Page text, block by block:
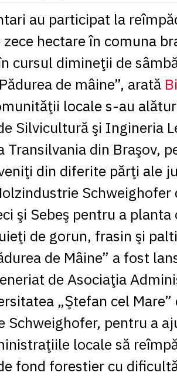
1 RSD= 0.0425
1 RUB= 0.0530
1 SEK = 0.4526
= 0.1141
1 UAH = 0.1048
1 XDR
= 5.9383
1 ZAR = 0.2318
au participat la
hectare în comuna
cursul dimineţii de
de mâine”, arată
locale s-au
Silvicultură şi Ingineria
Transilvania din Braşov,
din diferite părţi ale
Schweighofer
şi Sebeş pentru a
de gorun, frasin şi
de Mâine” a fost
de Asociaţia
„Ştefan cel Mare”
Schweighofer, pentru a
locale să
fond forestier cu